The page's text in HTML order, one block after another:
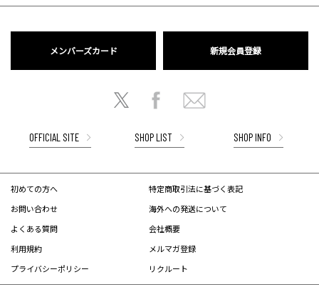
メンバーズカード 新規会員登録
OFFICIAL SITE SHOP LIST SHOP INFO
初めての方へ
お問い合わせ
よくある質問
利用規約
プライバシーポリシー
特定商取引法に基づく表記
海外への発送について
会社概要
メルマガ登録
リクルート